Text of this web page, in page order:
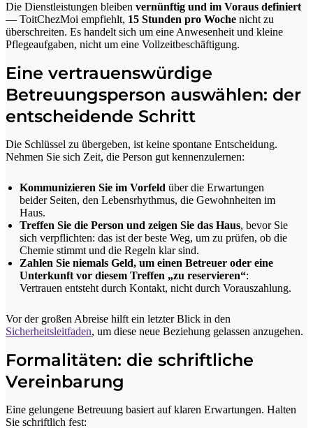
Die Dienstleistungen bleiben vernünftig und im Voraus definiert
— ToitChezMoi empfiehlt, 15 Stunden pro Woche nicht zu
überschreiten. Es handelt sich um eine Anwesenheit und kleine
Pflegeaufgaben, nicht um eine Vollzeitbeschäftigung.
Eine vertrauenswürdige
Betreuungsperson auswählen: der
entscheidende Schritt
Die Schlüssel zu übergeben, ist keine spontane Entscheidung.
Nehmen Sie sich Zeit, die Person gut kennenzulernen:
Kommunizieren Sie im Vorfeld über die Erwartungen
beider Seiten, den Lebensrhythmus, die Gewohnheiten im
Haus.
Treffen Sie die Person und zeigen Sie das Haus, bevor Sie
sich verpflichten: das ist der beste Weg, um zu prüfen, ob die
Chemie stimmt und die Regeln klar sind.
Zahlen Sie niemals Geld, um einen Betreuer oder eine
Unterkunft vor diesem Treffen „zu reservieren“:
Vertrauen entsteht durch Kontakt, nicht durch Vorauszahlung.
Vor der großen Abreise hilft ein letzter Blick in den
Sicherheitsleitfaden, um diese neue Beziehung gelassen anzugehen.
Formalitäten: die schriftliche
Vereinbarung
Eine gelungene Betreuung basiert auf klaren Erwartungen. Halten
Sie schriftlich fest: